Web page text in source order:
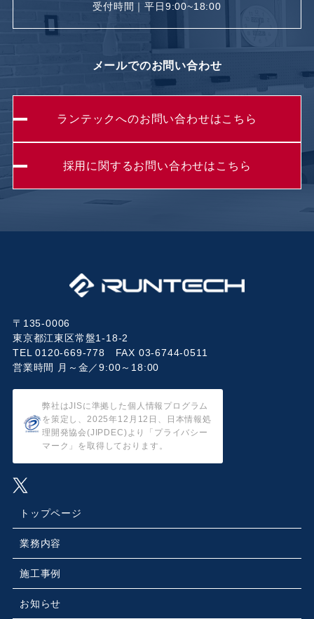
受付時間｜平日9:00~18:00
メールでのお問い合わせ
ランテックへのお問い合わせはこちら
採用に関するお問い合わせはこちら
〒135-0006
東京都江東区常盤1-18-2
TEL 0120-669-778 FAX 03-6744-0511
営業時間 月～金／9:00～18:00
弊社はJISに準拠した個人情報プログラム
を策定し、2025年12月12日、日本情報処
理開発協会(JIPDEC)より「プライバシー
マーク」を取得しております。
トップページ
業務内容
施工事例
お知らせ